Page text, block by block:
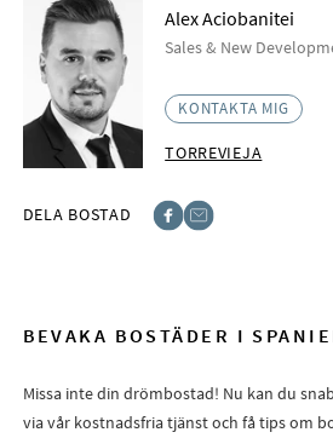
Alex Aciobanitei
Sales & New
KONTAKTA MIG
TORREVIEJA
DELA BOSTAD
BEVAKA BOSTÄDER I
Missa inte din drömbostad! Nu kan du
via vår kostnadsfria tjänst och få tips om